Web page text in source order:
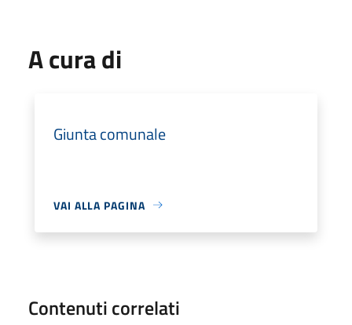
A cura di
Giunta comunale
VAI ALLA PAGINA
Contenuti correlati